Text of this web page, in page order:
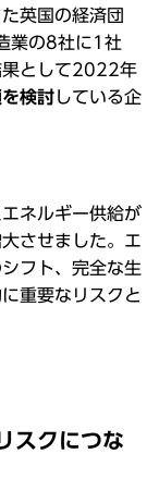
英国の経済団
業の8社に1社
果として2022年
検討している企
ネルギー供給が
させました。エ
フト、完全な⽣
重要なリスクと
スクにつな